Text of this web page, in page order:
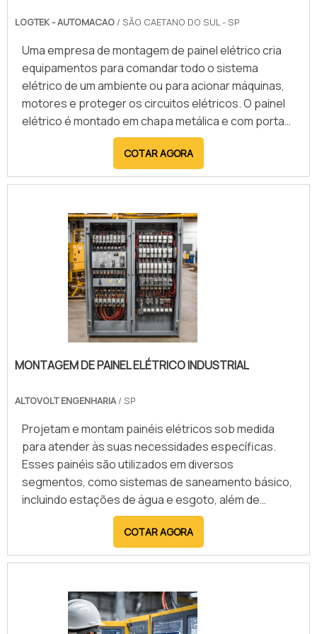
desenvolvimento e implementação até o suporte
técnico, assegurando que o CLP atenda plenamente
às demandas industriais e contribua para a
modernização dos processos produtivos.
LOGTEK - AUTOMACAO / SÃO CAETANO DO SUL - SP
Uma empresa de montagem de painel elétrico cria
equipamentos para comandar todo o sistema
elétrico de um ambiente ou para acionar máquinas,
motores e proteger os circuitos elétricos. O painel
elétrico é montado em chapa metálica e com portas,
para viabilizar o uso seguro do equipamento, além
de evitar acidentes. Para isso, a empresa une itens
como: Disjuntores; Interruptores; Temporizadores;
serviçoTambém conhecido como painel de
comando, ele é montado .
COTAR AGORA
MONTAGEM DE PAINEL ELÉTRICO INDUSTRIAL
ALTOVOLT ENGENHARIA/ SP
Projetam e montam painéis elétricos sob medida
para atender às suas necessidades específicas.
Esses painéis são utilizados em diversos
segmentos, como sistemas de saneamento básico,
incluindo estações de água e esgoto, além de
máquinas de produção e automação. A abordagem é
focada na automatização de equipamentos e
sistemas elétricos garante eficiência e
adaptam plenamente ao seu projeto. A Altovolt
Engenharia possui quase uma década de
experiência oferecendo serviços de qualidade na
COTAR AGORA